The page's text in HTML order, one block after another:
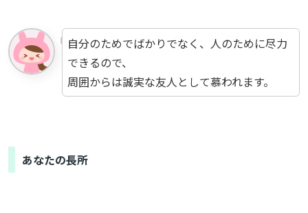
自分のためでばかりでなく、人のために尽力
できるので、
周囲からは誠実な友人として慕われます。
あなたの長所